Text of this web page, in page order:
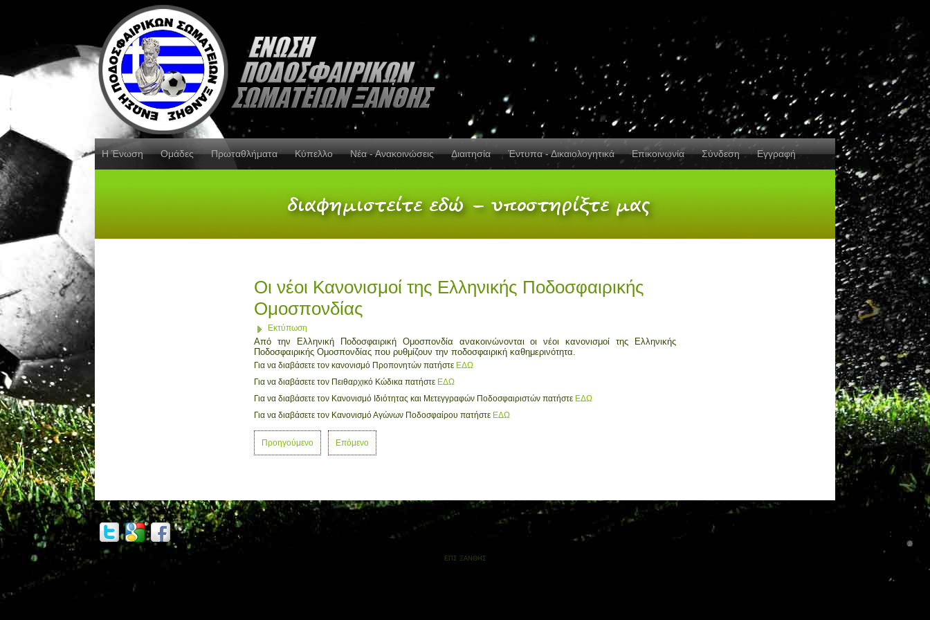
Η Ένωση Ομάδες Πρωταθλήματα Κύπελλο Νέα - Ανακοινώσεις Διαιτησία Έντυπα - Δικαιολογητικά Επικοινωνία Σύνδεση Εγγραφή
Οι νέοι Κανονισμοί της Ελληνικής Ποδοσφαιρικής
Ομοσπονδίας
Εκτύπωση
Από την Ελληνική Ποδοσφαιρική Ομοσπονδία ανακοινώνονται οι νέοι κανονισμοί της Ελληνικής
Ποδοσφαιρικής Ομοσπονδίας που ρυθμίζουν την ποδοσφαιρική καθημερινότητα.
Για να διαβάσετε τον κανονισμό Προπονητών πατήστε ΕΔΩ
Για να διαβάσετε τον Πειθαρχικό Κώδικα πατήστε ΕΔΩ
Για να διαβάσετε τον Κανονισμό Ιδιότητας και Μετεγγραφών Ποδοσφαιριστών πατήστε ΕΔΩ
Για να διαβάσετε τον Κανονισμό Αγώνων Ποδοσφαίρου πατήστε ΕΔΩ
Προηγούμενο Επόμενο
ΕΠΣ ΞΑΝΘΗΣ